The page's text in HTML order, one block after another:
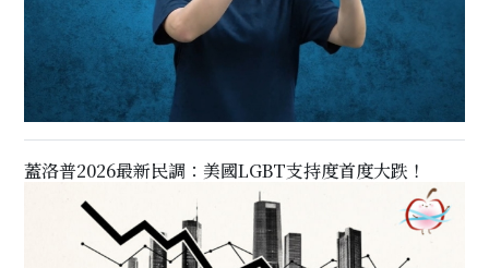
蓋洛普2026最新民調：美國LGBT支持度首度大跌！